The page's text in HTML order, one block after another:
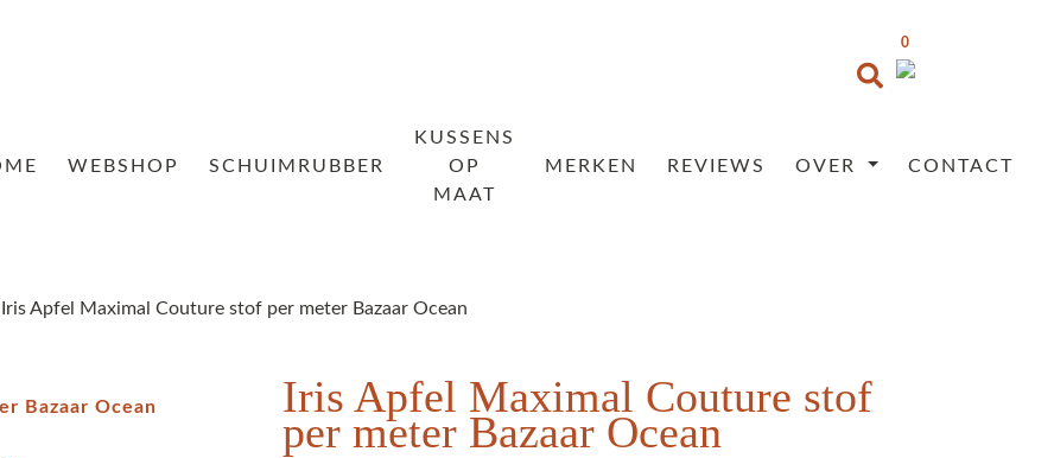
0
WEBSHOP SCHUIMRUBBER
KUSSENS
OP
MAAT
MERKEN REVIEWS OVER CONTACT
Apfel Maximal Couture stof per meter Bazaar Ocean
Iris Apfel Maximal Couture stof
per meter Bazaar Ocean